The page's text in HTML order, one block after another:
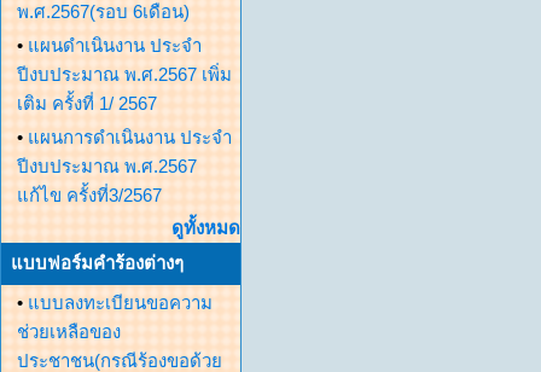
พ.ศ.2567(รอบ 6เดือน)
• แผนดำเนินงาน ประจำ
ปีงบประมาณ พ.ศ.2567 เพิ่ม
เติม ครั้งที่ 1/ 2567
• แผนการดำเนินงาน ประจำ
ปีงบประมาณ พ.ศ.2567
แก้ไข ครั้งที่3/2567
ดูทั้งหมด
แบบฟอร์มคำร้องต่างๆ
• แบบลงทะเบียนขอความ
ช่วยเหลือของ
ประชาชน(กรณีร้องขอด้วย